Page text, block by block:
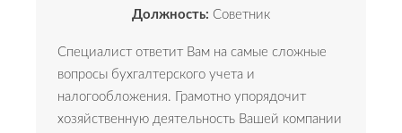
Должность: Советник
Специалист ответит Вам на самые сложные
вопросы бухгалтерского учета и
налогообложения. Грамотно упорядочит
хозяйственную деятельность Вашей компании